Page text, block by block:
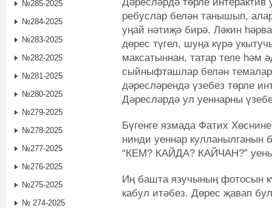
ребуслар белән танышып,
уңай нәтиҗә бирә. Ләкин
дөрес түгел, шуңа күрә
максатыннан, татар теле һәм
сыйныфташлар белән
дәресләрендә үзебез төрле
Дәресләрдә ул уеннарны
Бүгенге язмада Фатих
нинди уеннар кулланылганын
“КЕМ? КАЙДА? КАЙЧАН?”
Иң башта язучының фотосын
кабул итәбез. Дөрес җавап
№285-2025
№284-2025
№283-2025
№282-2025
№281-2025
№280-2025
№279-2025
№278-2025
№277-2025
№276-2025
№275-2025
№ 274-2025